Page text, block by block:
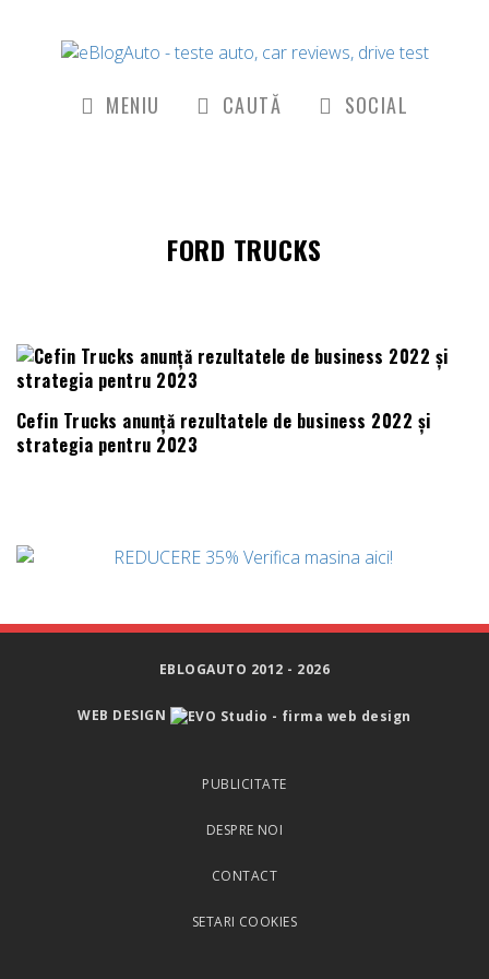
MENIU CAUTĂ SOCIAL
FORD TRUCKS
Cefin Trucks anunță rezultatele de business 2022 și
strategia pentru 2023
EBLOGAUTO 2012 - 2026
WEB DESIGN
PUBLICITATE
DESPRE NOI
CONTACT
SETARI COOKIES